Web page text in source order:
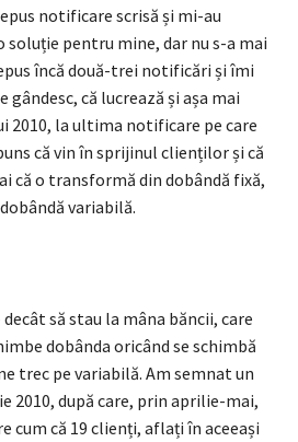
notificare scrisă și mi-au
soluție pentru mine, dar nu s-a mai
încă două-trei notificări și îmi
gândesc, că lucrează și așa mai
2010, la ultima notificare pe care
că vin în sprijinul clienților și că
că o transformă din dobândă fixă,
variabilă.
să stau la mâna băncii, care
dobânda oricând se schimbă
trec pe variabilă. Am semnat un
2010, după care, prin aprilie-mai,
cum că 19 clienți, aflați în aceeași